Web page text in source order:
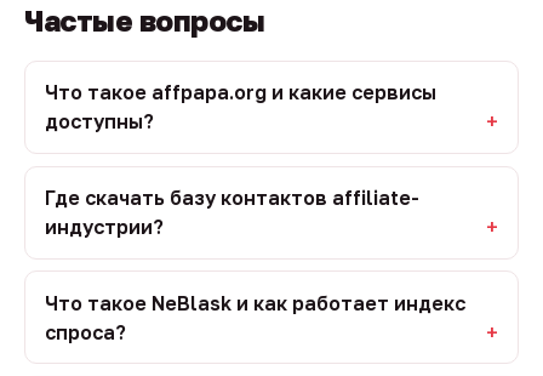
Частые вопросы
Что такое affpapa.org и какие сервисы
доступны?
Где скачать базу контактов affiliate-
индустрии?
Что такое NeBlask и как работает индекс
спроса?